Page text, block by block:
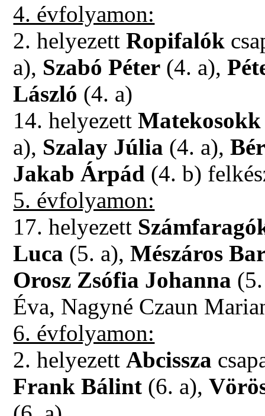
4. évfolyamon:
2. helyezettRopifalók
a), Szabó Péter (4. a),
László (4. a)
14. helyezettMatekosokk
a), Szalay Júlia (4. a),
Jakab Árpád (4. b)
5. évfolyamon:
17. helyezett
Luca (5. a),Mészáros
Orosz Zsófia Johanna
Éva, Nagyné Czaun
6. évfolyamon:
2. helyezettAbcissza
Frank Bálint (6. a),